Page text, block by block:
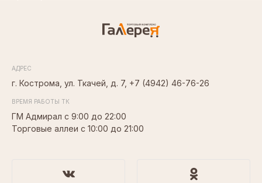
АДРЕС
г. Кострома, ул. Ткачей, д. 7, +7 (4942) 46-76-26
ВРЕМЯ РАБОТЫ ТК
ГМ Адмирал с 9:00 до 22:00
Торговые аллеи с 10:00 до 21:00